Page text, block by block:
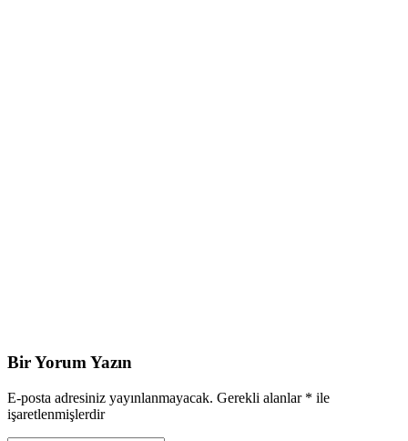
Bir Yorum Yazın
E-posta adresiniz yayınlanmayacak. Gerekli alanlar * ile
işaretlenmişlerdir